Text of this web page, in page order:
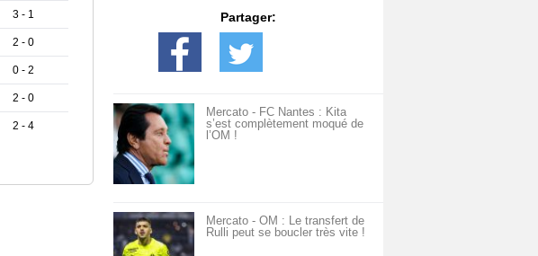
3 - 1
2 - 0
0 - 2
2 - 0
2 - 4
Partager:
Mercato - FC Nantes : Kita
s’est complètement moqué de
l’OM !
Mercato - OM : Le transfert de
Rulli peut se boucler très vite !